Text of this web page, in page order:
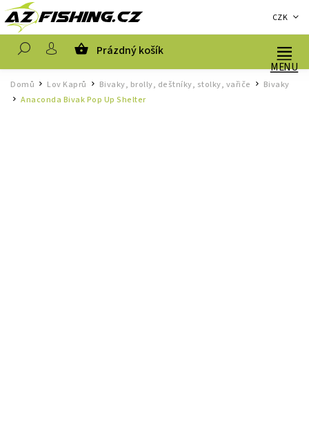
CZK
Prázdný košík
Domů / Lov Kaprů Bivaky, brolly, deštníky, stolky, vařiče
Bivaky
/
Anaconda Bivak Pop Up Shelter